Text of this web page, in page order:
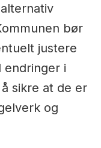
bør
justere
i
sikre at de er
og